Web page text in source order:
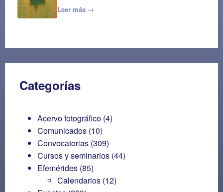
Leer más →
Categorías
Acervo fotográfico (4)
Comunicados (10)
Convocatorias (309)
Cursos y seminarios (44)
Efemérides (85)
Calendarios (12)